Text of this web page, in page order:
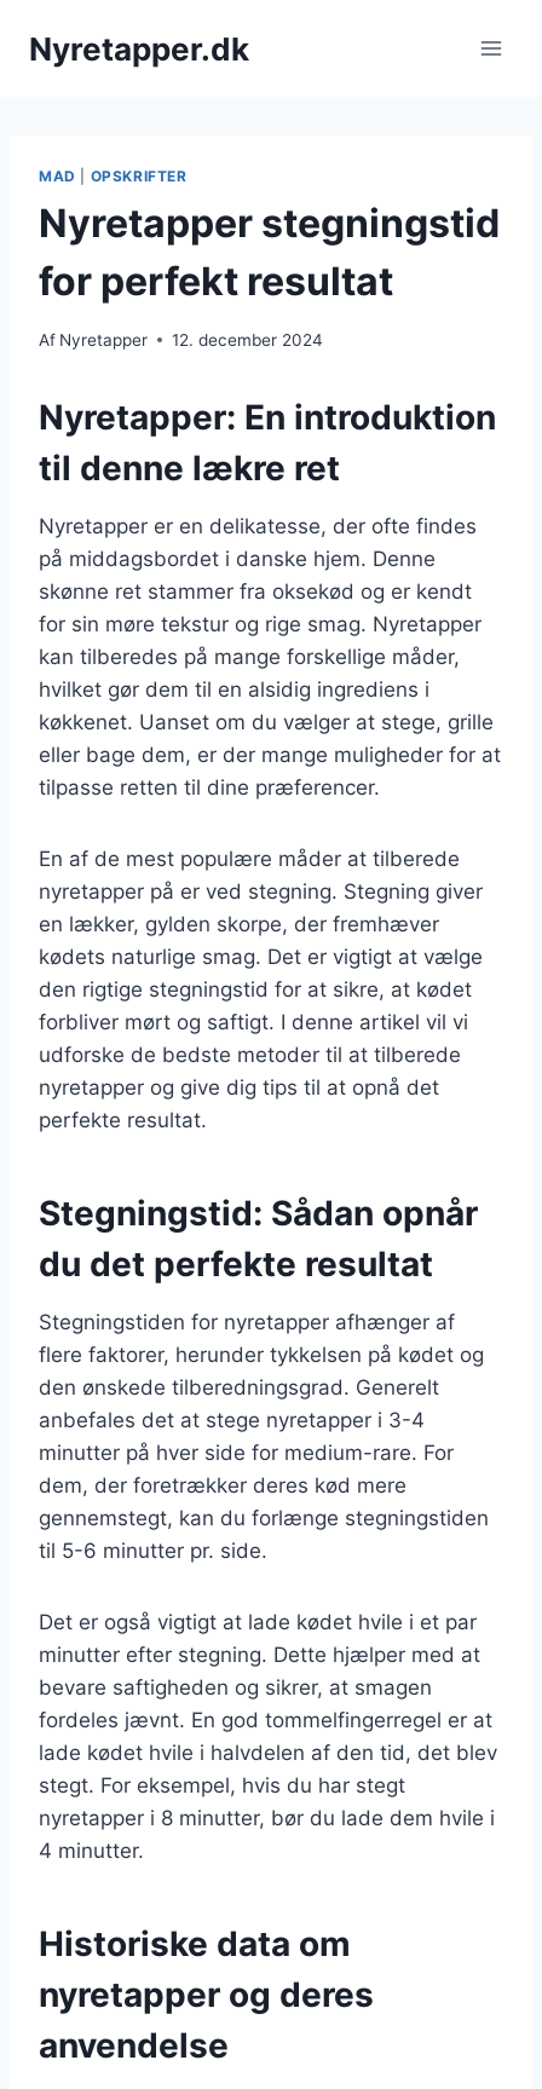
Nyretapper.dk
MAD OPSKRIFTER
Nyretapper stegningstid
for perfekt resultat
Af Nyretapper 12. december 2024
Nyretapper: En introduktion
til denne lækre ret
Nyretapper er en delikatesse, der ofte findes
på middagsbordet i danske hjem. Denne
skønne ret stammer fra oksekød og er kendt
for sin møre tekstur og rige smag. Nyretapper
kan tilberedes på mange forskellige måder,
hvilket gør dem til en alsidig ingrediens i
køkkenet. Uanset om du vælger at stege, grille
eller bage dem, er der mange muligheder for at
tilpasse retten til dine præferencer.
En af de mest populære måder at tilberede
nyretapper på er ved stegning. Stegning giver
en lækker, gylden skorpe, der fremhæver
kødets naturlige smag. Det er vigtigt at vælge
den rigtige stegningstid for at sikre, at kødet
forbliver mørt og saftigt. I denne artikel vil vi
udforske de bedste metoder til at tilberede
nyretapper og give dig tips til at opnå det
perfekte resultat.
Stegningstid: Sådan opnår
du det perfekte resultat
Stegningstiden for nyretapper afhænger af
flere faktorer, herunder tykkelsen på kødet og
den ønskede tilberedningsgrad. Generelt
anbefales det at stege nyretapper i 3-4
minutter på hver side for medium-rare. For
dem, der foretrækker deres kød mere
gennemstegt, kan du forlænge stegningstiden
til 5-6 minutter pr. side.
Det er også vigtigt at lade kødet hvile i et par
minutter efter stegning. Dette hjælper med at
bevare saftigheden og sikrer, at smagen
fordeles jævnt. En god tommelfingerregel er at
lade kødet hvile i halvdelen af den tid, det blev
stegt. For eksempel, hvis du har stegt
nyretapper i 8 minutter, bør du lade dem hvile i
4 minutter.
Historiske data om
nyretapper og deres
anvendelse